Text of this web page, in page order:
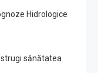
Hidrologice
sănătatea